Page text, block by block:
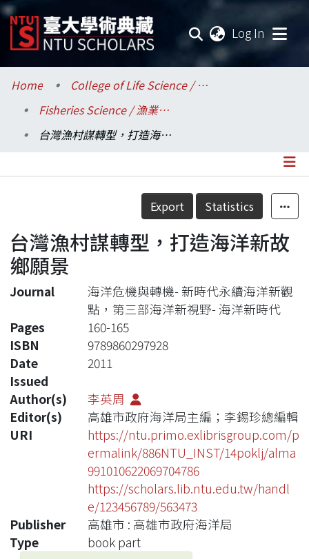
Log In
Communities & Collections
Research Outputs
Statistics
Home
College of Life Science / 生命科學院
Fisheries Science / 漁業科學研究所
台灣漁村謀轉型，打造海洋新故鄉願景
Details
Export Statistics
台灣漁村謀轉型，打造海洋新故
鄉願景
Journal
海洋危機與轉機- 新時代永續海洋新觀
點，第三部海洋新視野- 海洋新時代
Pages
160-165
ISBN
9789860297928
Date
Issued
2011
Author(s)
李英周
Editor(s)
高雄市政府海洋局主編；李錫珍總編輯
URI
https://ntu.primo.exlibrisgroup.com/p
ermalink/886NTU_INST/14poklj/alma
991010622069704786
https://scholars.lib.ntu.edu.tw/handl
e/123456789/563473
Publisher
高雄市 : 高雄市政府海洋局
Type
book part